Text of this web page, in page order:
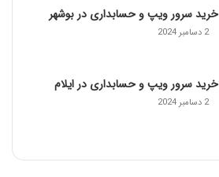
خرید سرور ویپ و حسابداری در بوشهر
2 دسامبر 2024
خرید سرور ویپ و حسابداری در ایلام
2 دسامبر 2024